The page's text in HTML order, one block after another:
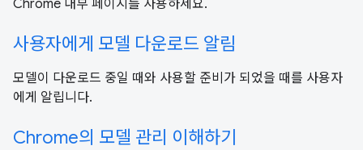
Chrome 내부 페이지를 사용하세요.
사용자에게 모델 다운로드 알림
모델이 다운로드 중일 때와 사용할 준비가 되었을 때를 사용자
에게 알립니다.
Chrome의 모델 관리 이해하기